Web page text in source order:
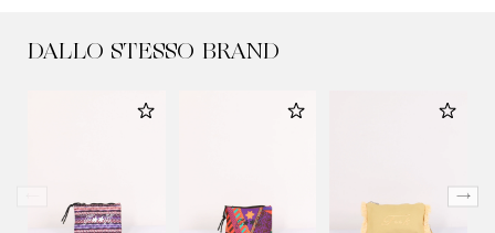
DALLO STESSO BRAND